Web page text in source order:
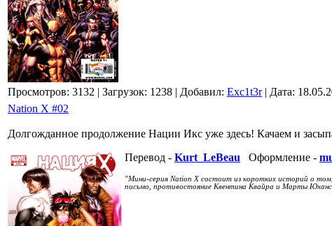
Просмотров: 3132 | Загрузок: 1238 | Добавил: Exc1t3r| Дата:
Nation X #02
Долгожданное продолжение Нации Икс уже здесь! Качаем и
Перевод - Kurt_LeBeau Оформление -
"Мини-серия Nation X состоит из коротких историй о
письмо, противостояние Квентина Квайра и Марты